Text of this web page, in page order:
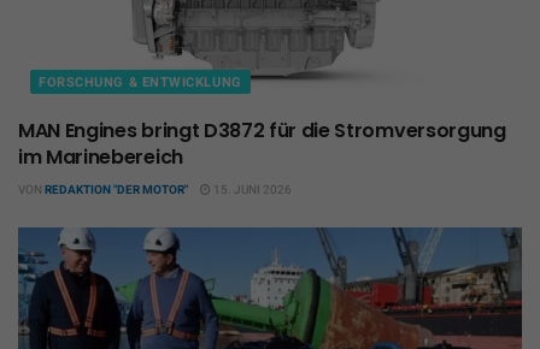
FORSCHUNG & ENTWICKLUNG
MAN Engines bringt D3872 für die Stromversorgung
im Marinebereich
VON REDAKTION "DER MOTOR" 15. JUNI 2026